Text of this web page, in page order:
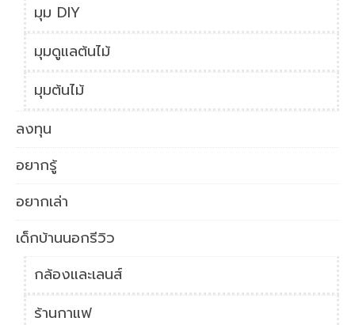
มุม DIY
มุมดูแลต้นไม้
มุมต้นไม้
ลงทุน
อยากรู้
อยากเล่า
เด็กบ้านนอกรีวิว
กล้องและเลนส์
ร้านกาแฟ